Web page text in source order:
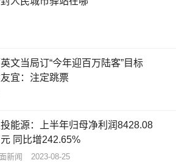
文当局订“今年迎百万陆客”目标
宜：注定跳票
能源：上半年归母净利润8428.08
同比增242.65%
新闻 2023-08-25